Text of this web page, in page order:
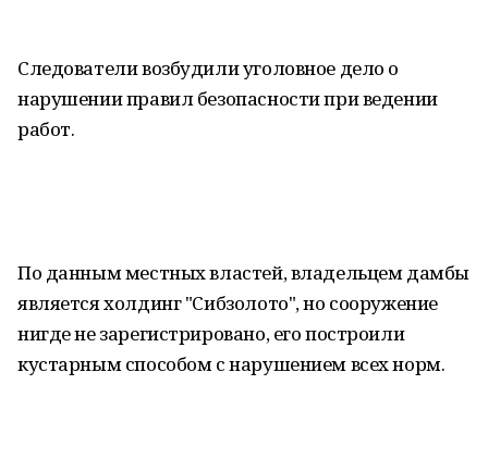
Следователи возбудили уголовное дело о
нарушении правил безопасности при ведении
работ.
По данным местных властей, владельцем дамбы
является холдинг "Сибзолото", но сооружение
нигде не зарегистрировано, его построили
кустарным способом с нарушением всех норм.